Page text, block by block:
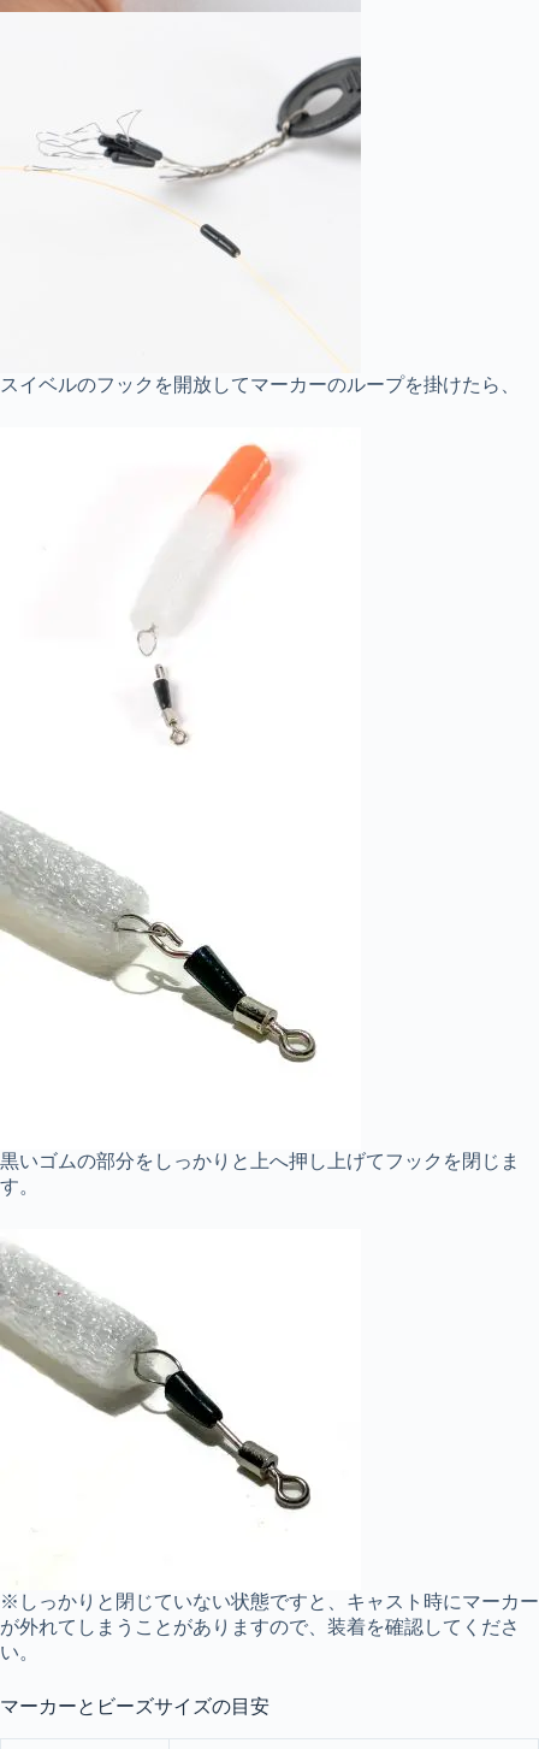
スイベルのフックを開放してマーカーのループを掛けたら、
黒いゴムの部分をしっかりと上へ押し上げてフックを閉じま
す。
※しっかりと閉じていない状態ですと、キャスト時にマーカー
が外れてしまうことがありますので、装着を確認してくださ
い。
マーカーとビーズサイズの目安